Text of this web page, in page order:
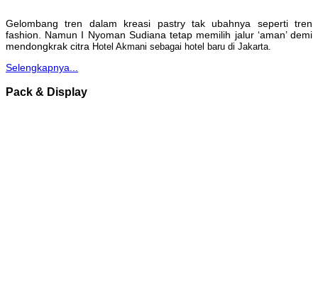
Gelombang tren dalam kreasi pastry tak ubahnya seperti tren
fashion. Namun I Nyoman Sudiana tetap memilih jalur ‘aman’ demi
mendongkrak citra Hotel Akmani sebagai hotel baru di Jakarta.
Selengkapnya...
Pack & Display